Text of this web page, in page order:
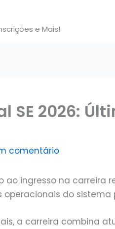
e Mais!
SE 2026:
comentário
ao ingresso na carreira
do sistema
a carreira combina